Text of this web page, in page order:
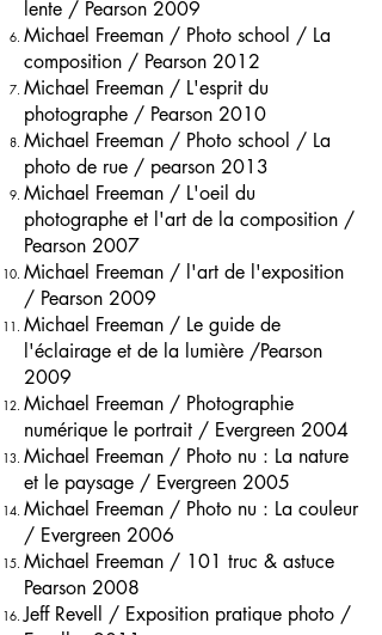
lente / Pearson 2009
Michael Freeman / Photo school / La
composition / Pearson 2012
Michael Freeman / L'esprit du
photographe / Pearson 2010
Michael Freeman / Photo school / La
photo de rue / pearson 2013
Michael Freeman / L'oeil du
photographe et l'art de la composition /
Pearson 2007
Michael Freeman / l'art de l'exposition
/ Pearson 2009
Michael Freeman / Le guide de
l'éclairage et de la lumière /Pearson
2009
Michael Freeman / Photographie
numérique le portrait / Evergreen 2004
Michael Freeman / Photo nu : La nature
et le paysage / Evergreen 2005
Michael Freeman / Photo nu : La couleur
/ Evergreen 2006
Michael Freeman / 101 truc & astuce
Pearson 2008
Jeff Revell / Exposition pratique photo /